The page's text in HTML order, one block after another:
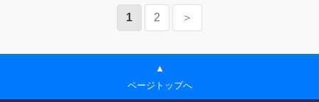
1 2 ＞
▲
ページトップへ